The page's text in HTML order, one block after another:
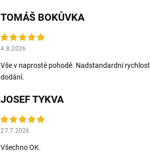
TOMÁŠ BOKŮVKA
4.8.2026
Vše v naprosté pohodě. Nadstandardní rychlost
dodání.
JOSEF TYKVA
27.7.2026
Všechno OK.